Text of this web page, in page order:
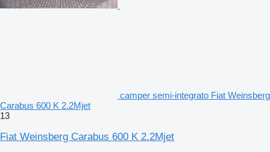
camper semi-integrato Fiat Weinsberg
Carabus 600 K 2.2Mjet
13
Fiat Weinsberg Carabus 600 K 2.2Mjet